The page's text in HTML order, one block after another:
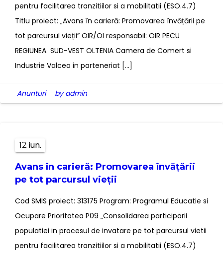
pentru facilitarea tranzitiilor si a mobilitatii (ESO.4.7)
Titlu proiect: „Avans în carieră: Promovarea învățării pe
tot parcursul vieții” OIR/OI responsabil: OIR PECU
REGIUNEA SUD-VEST OLTENIA Camera de Comert si
Industrie Valcea in parteneriat […]
Anunturi by admin
12 iun.
Avans în carieră: Promovarea învățării
pe tot parcursul vieții
Cod SMIS proiect: 313175 Program: Programul Educatie si
Ocupare Prioritatea P09 „Consolidarea participarii
populatiei in procesul de invatare pe tot parcursul vietii
pentru facilitarea tranzitiilor si a mobilitatii (ESO.4.7)